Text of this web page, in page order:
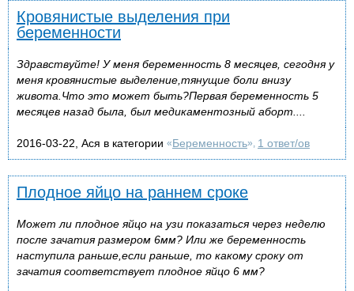
Кровянистые выделения при
беременности
Здравствуйте! У меня беременность 8 месяцев, сегодня у
меня кровянистые выделение,тянущие боли внизу
живота.Что это может быть?Первая беременность 5
месяцев назад была, был медикаментозный аборт....
2016-03-22, Ася в категории «Беременность», 1 ответ/ов
Плодное яйцо на раннем сроке
Может ли плодное яйцо на узи показаться через неделю
после зачатия размером 6мм? Или же беременность
наступила раньше,если раньше, то какому сроку от
зачатия соответствует плодное яйцо 6 мм?